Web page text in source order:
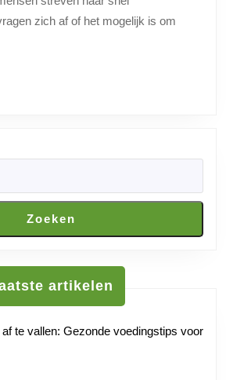
Week
Afvallen
zich af of het mogelijk is om
Zoeken
artikelen
te vallen: Gezonde voedingstips voor